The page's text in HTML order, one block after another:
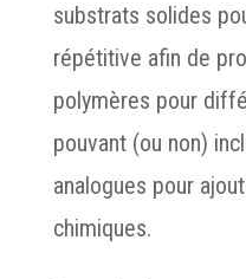
substrats solides
répétitive afin de
polymères pour
pouvant (ou non)
analogues pour
chimiques.